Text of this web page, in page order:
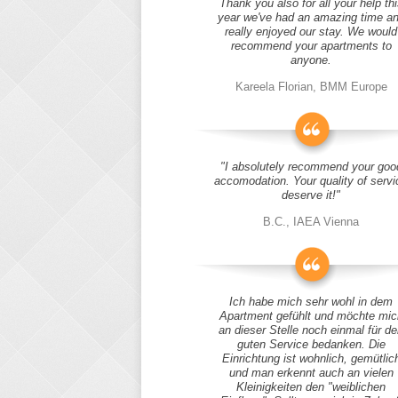
Thank you also for all your help
year we've had an amazing time
really enjoyed our stay. We would
recommend your apartments to
anyone.
Kareela Florian, BMM Europe
"I absolutely recommend your
accomodation. Your quality of
deserve it!"
B.C., IAEA Vienna
Ich habe mich sehr wohl in dem
Apartment gefühlt und möchte
an dieser Stelle noch einmal für
guten Service bedanken. Die
Einrichtung ist wohnlich,
und man erkennt auch an vielen
Kleinigkeiten den "weiblichen